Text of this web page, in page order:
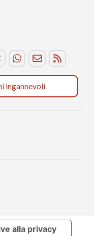
ingannevoli
alla privacy